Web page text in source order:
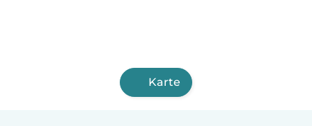
Karte